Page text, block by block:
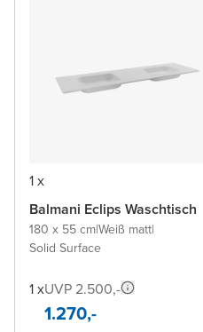
1 x
Balmani Eclips Waschtisch
180 x 55 cm|Weiß matt|
Solid Surface
1 xUVP 2.500,-
1.270,-